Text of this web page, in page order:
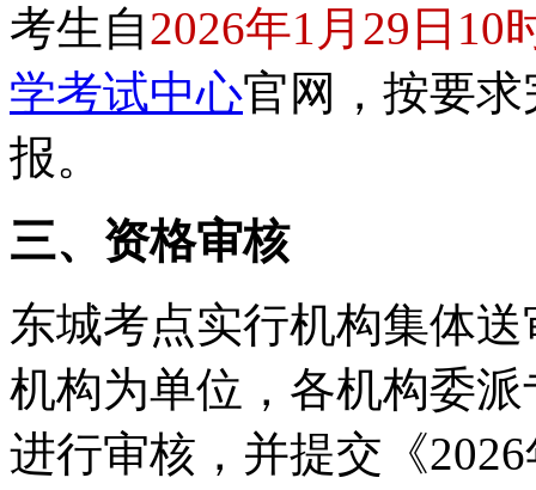
考生自2026年1月29日10
学考试中心官网，按要
报。
三、资格审核
东城考点实行机构集体
机构为单位，各机构委
进行审核，并提交《